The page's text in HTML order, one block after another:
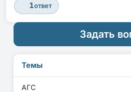
1ответ
Задать
Темы
АГС